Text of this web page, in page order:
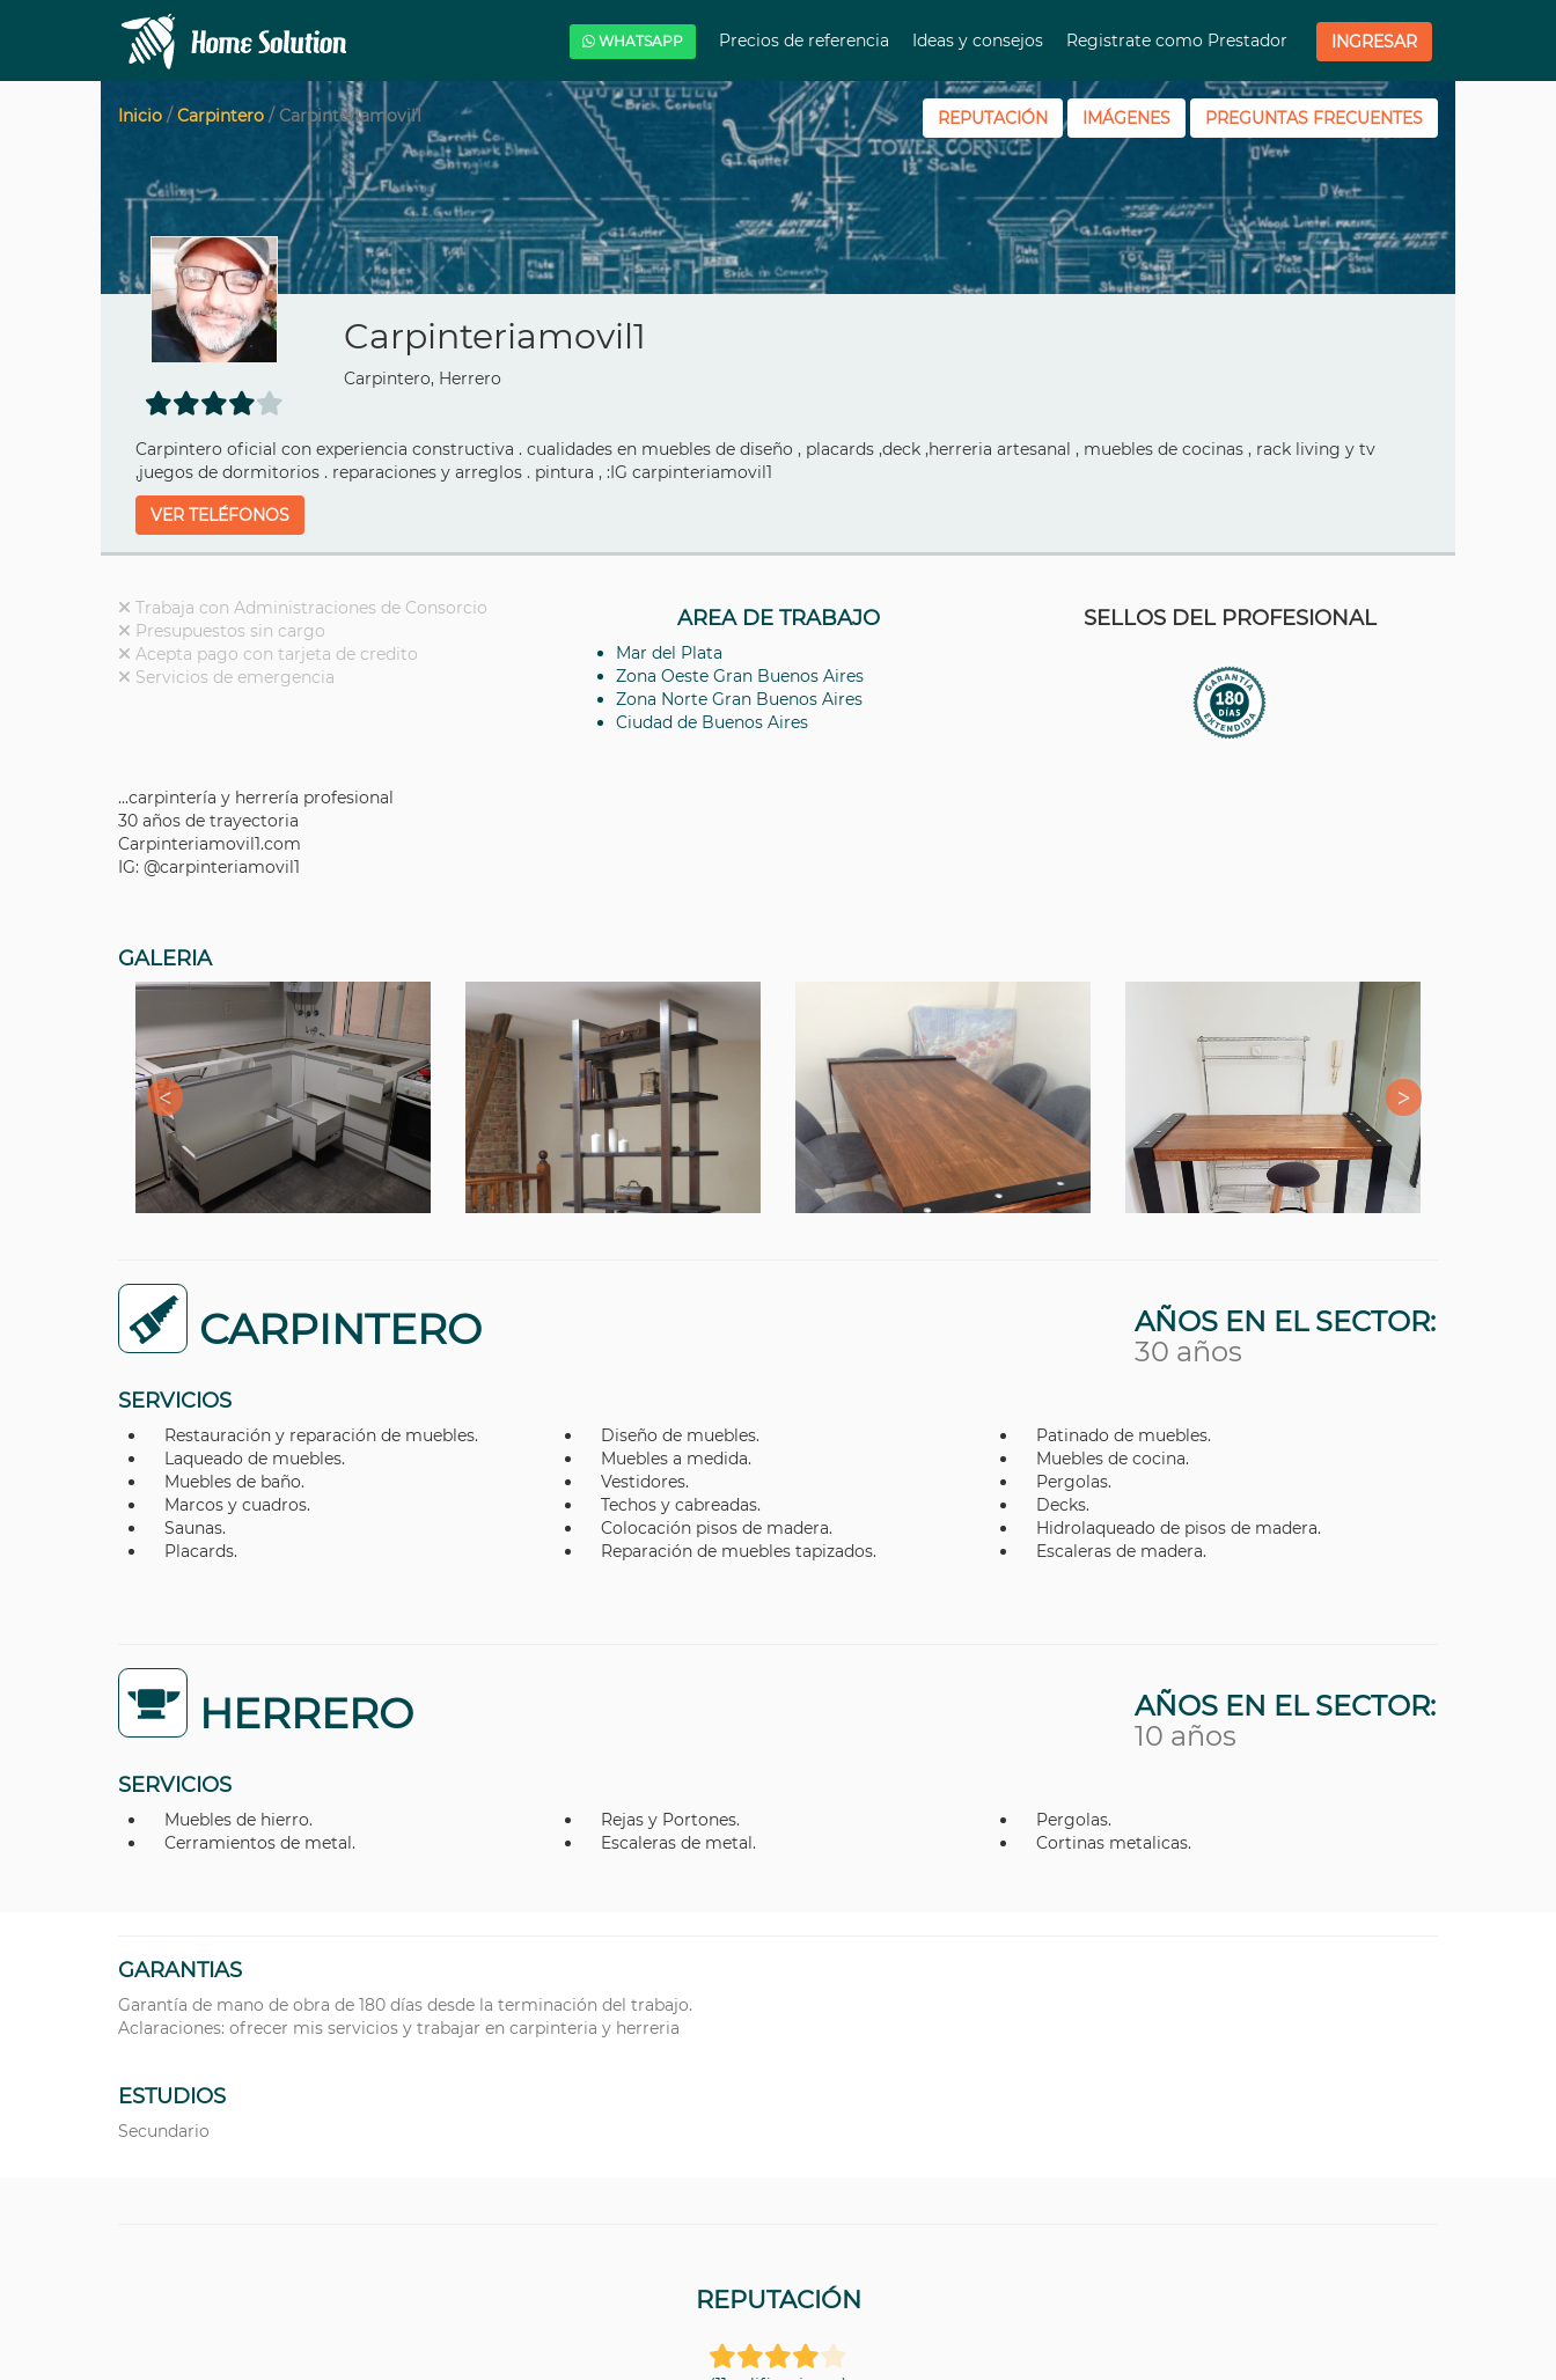
WHATSAPP Precios de referencia Ideas y consejos Registrate como Prestador INGRESAR
Inicio / Carpintero / Carpinteriamovil1 REPUTACIÓN IMÁGENES PREGUNTAS FRECUENTES
Carpinteriamovil1
Carpintero, Herrero
Carpintero oficial con experiencia constructiva . cualidades en muebles de diseño , placards ,deck ,herreria artesanal , muebles de cocinas , rack living y tv
,juegos de dormitorios . reparaciones y arreglos . pintura , :IG carpinteriamovil1
VER TELÉFONOS
Trabaja con Administraciones de Consorcio
Presupuestos sin cargo
Acepta pago con tarjeta de credito
Servicios de emergencia
AREA DE TRABAJO
Mar del Plata
Zona Oeste Gran Buenos Aires
Zona Norte Gran Buenos Aires
Ciudad de Buenos Aires
SELLOS DEL PROFESIONAL
...carpintería y herrería profesional
30 años de trayectoria
Carpinteriamovil1.com
IG: @carpinteriamovil1
GALERIA
CARPINTERO
AÑOS EN EL SECTOR:
30 años
SERVICIOS
Restauración y reparación de muebles. Diseño de muebles.
Patinado de muebles.
Laqueado de muebles.
Muebles a medida.
Muebles de cocina.
Muebles de baño.
Vestidores.
Pergolas.
Marcos y cuadros.
Techos y cabreadas.
Decks.
Saunas.
Colocación pisos de madera.
Hidrolaqueado de pisos de madera.
Placards.
Reparación de muebles tapizados. Escaleras de madera.
HERRERO
AÑOS EN EL SECTOR:
10 años
SERVICIOS
Muebles de hierro. Rejas y Portones.
Pergolas.
Cerramientos de metal.
Escaleras de metal. Cortinas metalicas.
GARANTIAS
Garantía de mano de obra de 180 días desde la terminación del trabajo.
Aclaraciones: ofrecer mis servicios y trabajar en carpinteria y herreria
ESTUDIOS
Secundario
REPUTACIÓN